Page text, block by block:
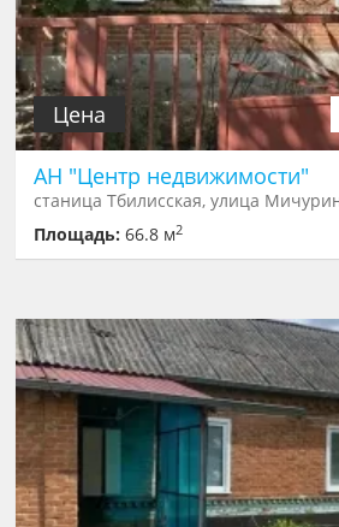
Цена
АН "Центр недвижимости"
станица Тбилисская, улица
Площадь:66.8 м2